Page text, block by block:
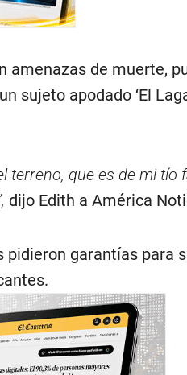
amenazas de muerte,
sujeto apodado ‘El
terreno, que es de mi tío
dijo Edith a América
garantías para